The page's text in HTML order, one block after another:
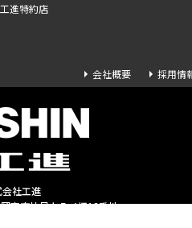
進特約店
会社概要 採用情
会社工進
京市神足上八ノ坪12番地